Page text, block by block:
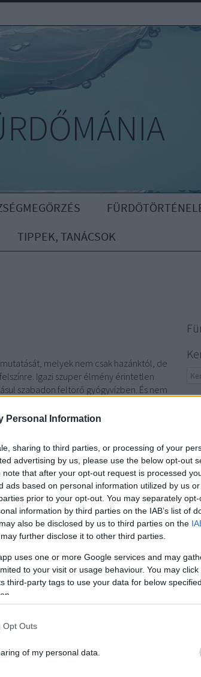
Personal Information
sharing to third parties, or processing of your
advertising by us, please use the below opt-out
that after your opt-out request is processed
ads based on personal information utilized by us
prior to your opt-out. You may separately
information by third parties on the IAB’s list of
also be disclosed by us to third parties on the
further disclose it to other third parties.
uses one or more Google services and may
to your visit or usage behaviour. You may
third-party tags to use your data for below
Opt Outs
of my personal data.
TIPPEK, TANÁCSOK
melyek nem csak hazánktól, de
Igazi szuper élmény érintetlen
szabadon feltörő gyógyvízben. És nem
komment
termálvíz gyógyvíz Afrika Dél-Amerika
tud
TPK: